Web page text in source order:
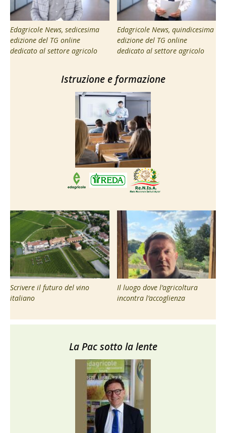
Edagricole News, sedicesima
edizione del TG online
dedicato al settore agricolo
Edagricole News, quindicesima
edizione del TG online
dedicato al settore agricolo
Istruzione e formazione
Scrivere il futuro del vino
italiano
Il luogo dove l’agricoltura
incontra l’accoglienza
La Pac sotto la lente